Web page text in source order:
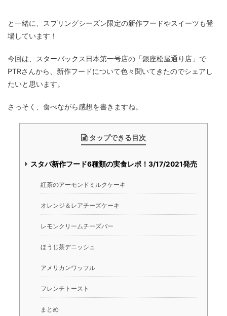
と一緒に、スプリングシーズン限定の新作フードやスイーツも登
場しています！
今回は、スターバックス日本第一号店の「銀座松屋通り店」で
PTRさんから、新作フードについて色々聞いてきたのでシェアし
たいと思います。
さっそく、食べながら感想を書きますね。
タップできる目次
スタバ新作フード6種類の実食レポ！3/17/2021発売
紅茶のアーモンドミルクケーキ
オレンジ＆レアチーズケーキ
レモンクリームチーズバー
ほうじ茶デニッシュ
アメリカンワッフル
フレンチトースト
まとめ